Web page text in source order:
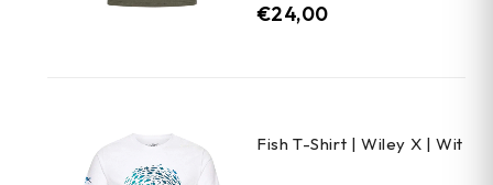
€24,00
Fish T-Shirt | Wiley X | Wit